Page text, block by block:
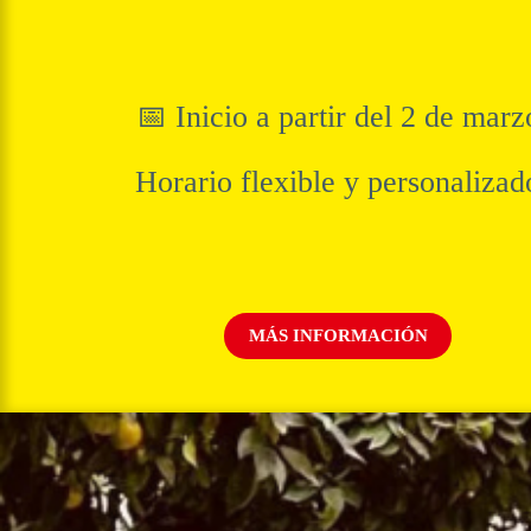
📅 Inicio a partir del 2 de
Horario flexible y
MÁS INFORMACIÓN